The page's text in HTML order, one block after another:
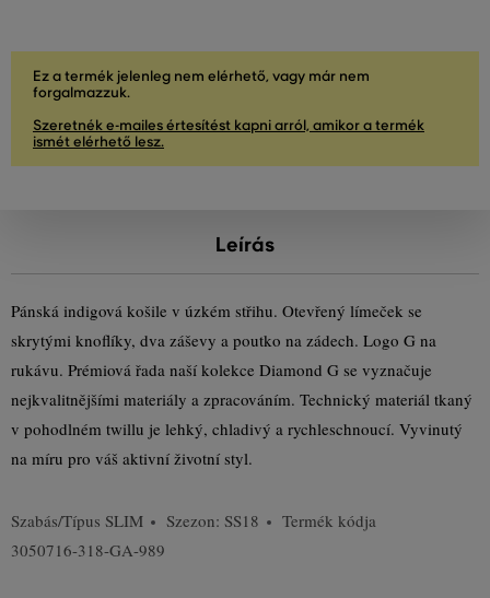
Ez a termék jelenleg nem elérhető, vagy már nem
forgalmazzuk.
Szeretnék e-mailes értesítést kapni arról, amikor a termék
ismét elérhető lesz.
Leírás
Pánská indigová košile v úzkém střihu. Otevřený límeček se
skrytými knoflíky, dva záševy a poutko na zádech. Logo G na
rukávu. Prémiová řada naší kolekce Diamond G se vyznačuje
nejkvalitnějšími materiály a zpracováním. Technický materiál tkaný
v pohodlném twillu je lehký, chladivý a rychleschnoucí. Vyvinutý
na míru pro váš aktivní životní styl.
Szabás/Típus SLIM Szezon: SS18
Termék kódja
3050716-318-GA-989